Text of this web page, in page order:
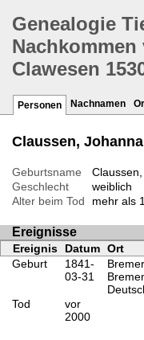
Genealogie
Clawesen
Personen Nachnamen
Claussen, Johanna
Geburtsname
Geschlecht
weiblich
Alter beim Tod
mehr als
Ereignisse
Ereignis Datum Ort
Geburt
1841-
03-31
Tod
vor
2000